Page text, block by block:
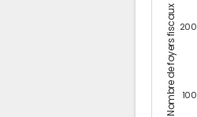
Nombre de foyers fiscaux 100
200